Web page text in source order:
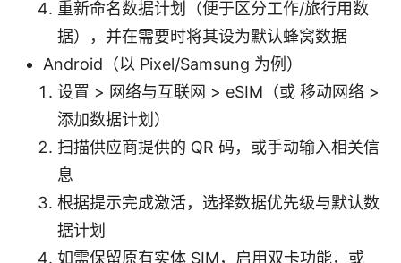
重新命名数据计划（便于区分工作/旅行用数
据），并在需要时将其设为默认蜂窝数据
Android（以 Pixel/Samsung 为例）
设置 > 网络与互联网 > eSIM（或 移动网络 >
添加数据计划）
扫描供应商提供的 QR 码，或手动输入相关信
息
根据提示完成激活，选择数据优先级与默认数
据计划
如需保留原有实体 SIM，启用双卡功能，或